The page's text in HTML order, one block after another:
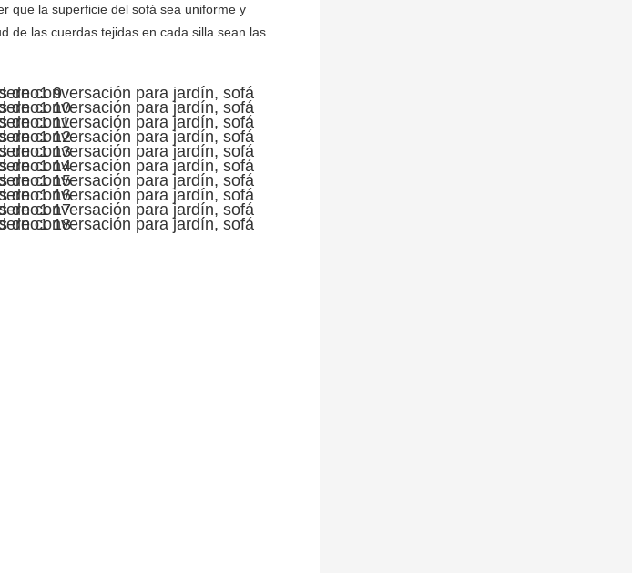
que la superficie del sofá sea uniforme y
de las cuerdas tejidas en cada silla sean las